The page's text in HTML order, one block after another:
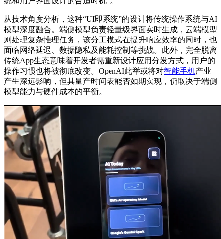
从技术角度分析，这种“UI即系统”的设计将传统操作系统与AI
模型深度融合。端侧模型负责轻量级界面实时生成，云端模型
则处理复杂推理任务，该分工模式在提升响应效率的同时，也
面临网络延迟、数据隐私及能耗控制等挑战。此外，完全脱离
传统App生态意味着开发者需重新设计应用分发方式，用户的
操作习惯也将被彻底改变。OpenAI此举或将对智能手机产业
产生深远影响，但其量产时间表能否如期实现，仍取决于端侧
模型能力与硬件成本的平衡。